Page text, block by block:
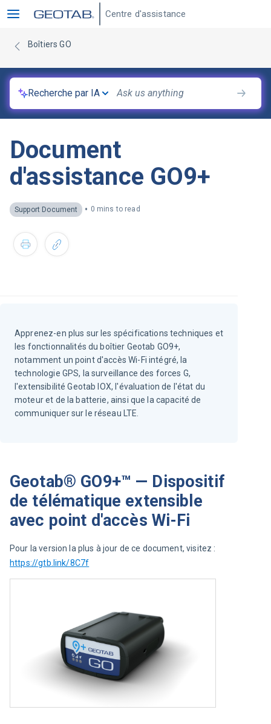
Centre d'assistance
Boîtiers GO
Recherche par IA
Document
d'assistance GO9+
Support Document • 0 mins to read
Apprenez-en plus sur les spécifications techniques et
les fonctionnalités du boîtier Geotab GO9+,
notamment un point d'accès Wi-Fi intégré, la
technologie GPS, la surveillance des forces G,
l'extensibilité Geotab IOX, l'évaluation de l'état du
moteur et de la batterie, ainsi que la capacité de
communiquer sur le réseau LTE.
Geotab® GO9+™ — Dispositif
de télématique extensible
avec point d'accès Wi-Fi
Pour la version la plus à jour de ce document, visitez :
https://gtb.link/8C7f